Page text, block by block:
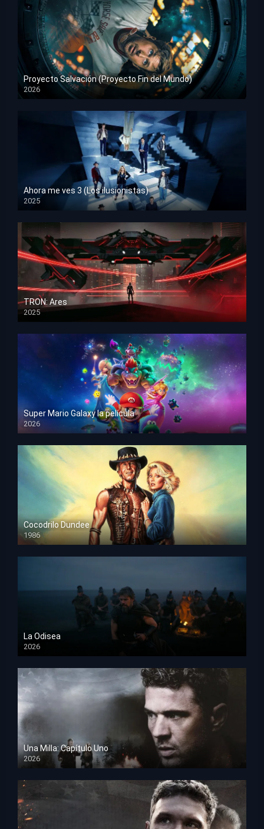
Proyecto Salvación (Proyecto Fin del Mundo)
2026
HD 1080p
Ahora me ves 3 (Los ilusionistas)
2025
HD 1080p
TRON: Ares
2025
HD 1080p
Super Mario Galaxy la película
2026
HD 1080p
Cocodrilo Dundee
1986
HD 1080p
La Odisea
2026
TS Screener
Una Milla: Capítulo Uno
2026
HD 1080p